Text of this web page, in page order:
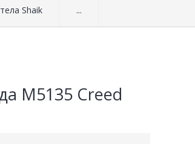
Shaik ...
M5135 Creed